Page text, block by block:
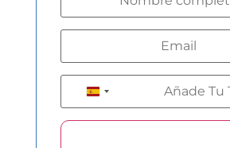
Spain +34